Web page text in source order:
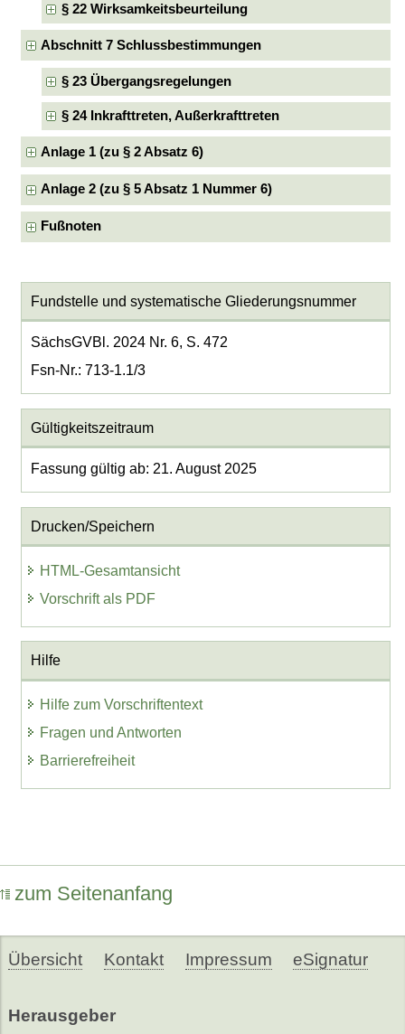
§ 22 Wirksamkeitsbeurteilung
Abschnitt 7 Schlussbestimmungen
§ 23 Übergangsregelungen
§ 24 Inkrafttreten, Außerkrafttreten
Anlage 1 (zu § 2 Absatz 6)
Anlage 2 (zu § 5 Absatz 1 Nummer 6)
Fußnoten
Fundstelle und systematische Gliederungsnummer
SächsGVBl. 2024 Nr. 6, S. 472
Fsn-Nr.: 713-1.1/3
Gültigkeitszeitraum
Fassung gültig ab: 21. August 2025
Drucken/Speichern
HTML-Gesamtansicht
Vorschrift als PDF
Hilfe
Hilfe zum Vorschriftentext
Fragen und Antworten
Barrierefreiheit
zum Seitenanfang
Übersicht Kontakt Impressum eSignatur
Herausgeber